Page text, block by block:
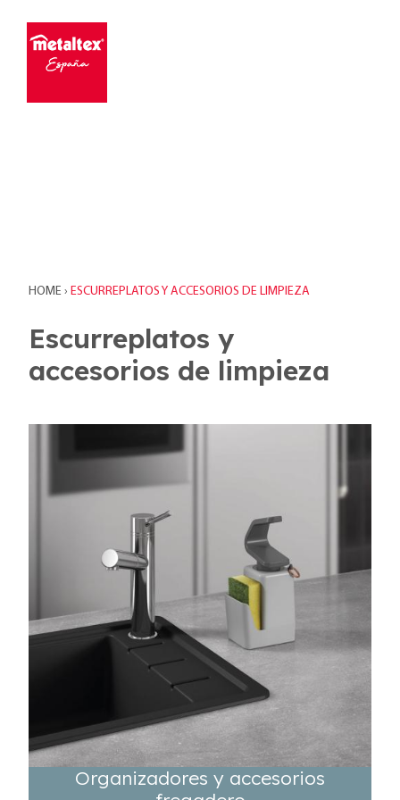
HOME › ESCURREPLATOS Y ACCESORIOS DE LIMPIEZA
Escurreplatos y
accesorios de limpieza
Organizadores y accesorios